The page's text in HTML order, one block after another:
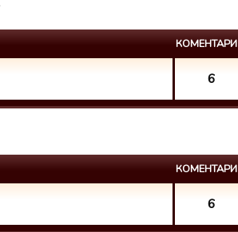
КОМЕНТАРИ
6
КОМЕНТАРИ
6